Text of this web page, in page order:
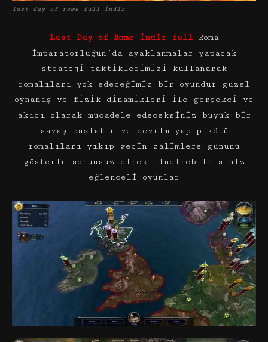
last day of rome full indir
Last Day of Rome indir full
Roma
imparatorluğun’da ayaklanmalar yapacak
strateji taktiklerimizi kullanarak
romalıları yok edeceğimiz bir oyundur güzel
oynanış ve fizik dinamikleri ile gerçekci ve
akıcı olarak mücadele edeceksiniz büyük bir
savaş başlatın ve devrim yapıp kötü
romalıları yıkıp geçin zalimlere gününü
gösterin sorunsuz direkt indirebilrisiniz
eğlenceli oyunlar